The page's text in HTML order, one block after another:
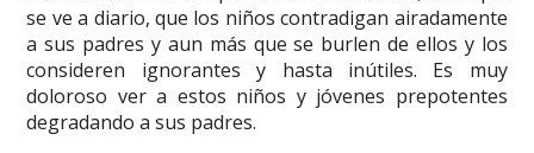
se ve a diario, que los niños contradigan airadamente
a sus padres y aun más que se burlen de ellos y los
consideren ignorantes y hasta inútiles. Es muy
doloroso ver a estos niños y jóvenes prepotentes
degradando a sus padres.